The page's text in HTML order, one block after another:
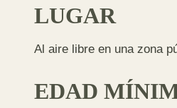
LUGAR
Al aire libre en una zona
EDAD